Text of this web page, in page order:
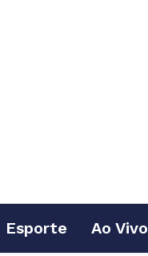
Esporte Ao Vivo